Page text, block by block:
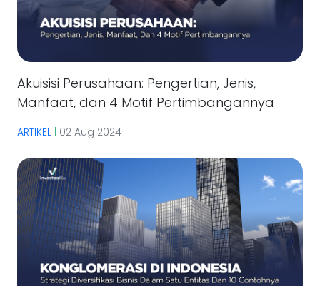
Akuisisi Perusahaan: Pengertian, Jenis,
Manfaat, dan 4 Motif Pertimbangannya
ARTIKEL | 02 Aug 2024